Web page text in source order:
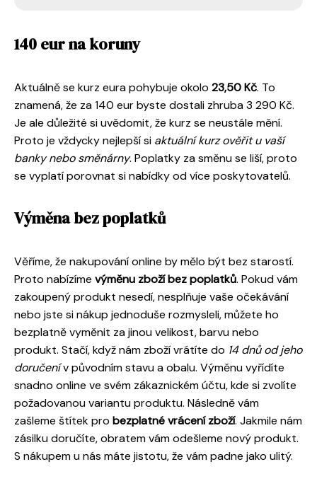
140 eur na koruny
Aktuálně se kurz eura pohybuje okolo 23,50 Kč. To
znamená, že za 140 eur byste dostali zhruba 3 290 Kč.
Je ale důležité si uvědomit, že kurz se neustále mění.
Proto je vždycky nejlepší si aktuální kurz ověřit u vaší
banky nebo směnárny. Poplatky za směnu se liší, proto
se vyplatí porovnat si nabídky od více poskytovatelů.
Výměna bez poplatků
Věříme, že nakupování online by mělo být bez starostí.
Proto nabízíme výměnu zboží bez poplatků. Pokud vám
zakoupený produkt nesedí, nesplňuje vaše očekávání
nebo jste si nákup jednoduše rozmysleli, můžete ho
bezplatně vyměnit za jinou velikost, barvu nebo
produkt. Stačí, když nám zboží vrátíte do 14 dnů od jeho
doručenív původním stavu a obalu. Výměnu vyřídíte
snadno online ve svém zákaznickém účtu, kde si zvolíte
požadovanou variantu produktu. Následně vám
zašleme štítek pro bezplatné vrácení zboží. Jakmile nám
zásilku doručíte, obratem vám odešleme nový produkt.
S nákupem u nás máte jistotu, že vám padne jako ulitý.